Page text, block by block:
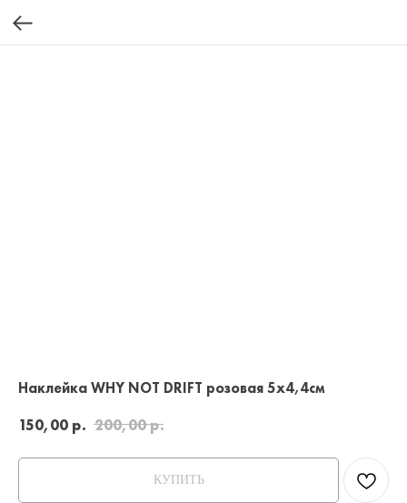
Наклейка WHY NOT DRIFT розовая 5x4,4см
150,00 р. 200,00р.
КУПИТЬ